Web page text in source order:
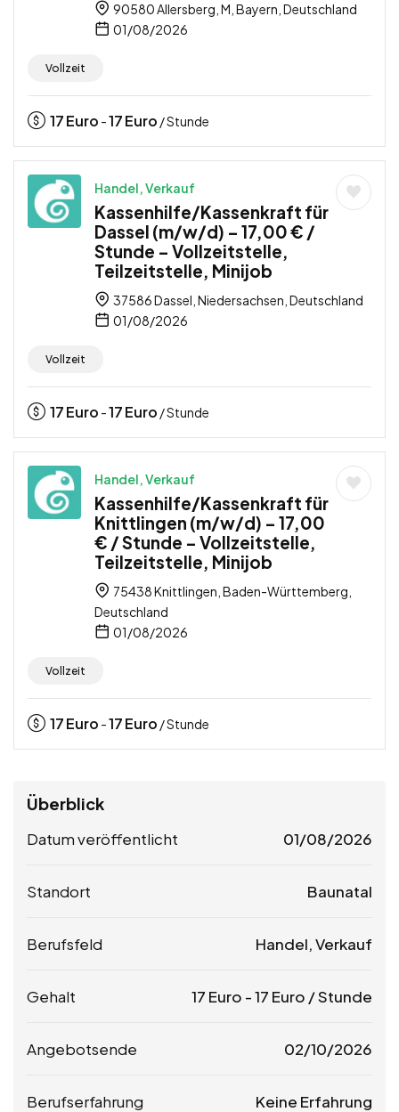
90580 Allersberg, M, Bayern, Deutschland
01/08/2026
Vollzeit
17Euro -17Euro / Stunde
Handel, Verkauf
Kassenhilfe/Kassenkraft für
Dassel (m/w/d) – 17,00 € /
Stunde – Vollzeitstelle,
Teilzeitstelle, Minijob
37586 Dassel, Niedersachsen, Deutschland
01/08/2026
Vollzeit
17Euro -17Euro / Stunde
Handel, Verkauf
Kassenhilfe/Kassenkraft für
Knittlingen (m/w/d) – 17,00
€ / Stunde – Vollzeitstelle,
Teilzeitstelle, Minijob
75438 Knittlingen, Baden-Württemberg,
Deutschland
01/08/2026
Vollzeit
17Euro -17Euro / Stunde
Überblick
Datum veröffentlicht 01/08/2026
Standort Baunatal
Berufsfeld Handel, Verkauf
Gehalt 17 Euro -17 Euro / Stunde
Angebotsende 02/10/2026
Berufserfahrung Keine Erfahrung